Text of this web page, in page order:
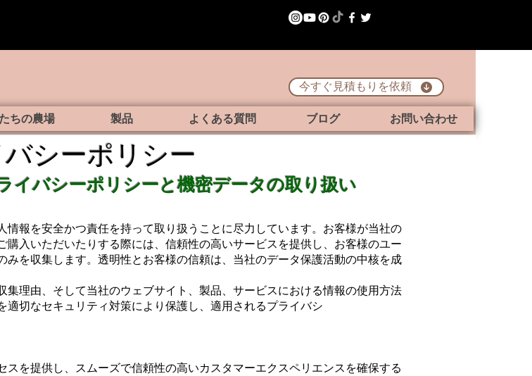
今すぐ見積もりを依頼
ちの農場 製品 よくある質問 ブログ お問い合わせ
シーポリシー
イバシーポリシーと機密データの取り扱い
報を安全かつ責任を持って取り扱うことに尽力しています。お客様が当社の
入いただいたりする際には、信頼性の高いサービスを提供し、お客様のユー
を収集します。透明性とお客様の信頼は、当社のデータ保護活動の中核を成
理由、そして当社のウェブサイト、製品、サービスにおける情報の使用方法
切なセキュリティ対策により保護し、適用されるプライバシ
を提供し、スムーズで信頼性の高いカスタマーエクスペリエンスを確保する